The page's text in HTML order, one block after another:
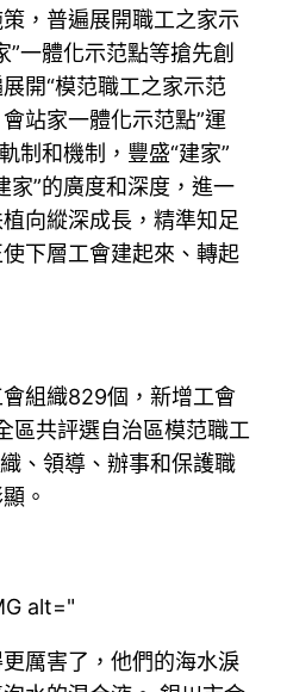
，普遍展開職工之家示
”一體化示范點等搶先創
開“模范職工之家示范
站家一體化示范點”運
制和機制，豐盛“建家”
家”的廣度和深度，進一
向縱深成長，精準知足
下層工會建起來、轉起
組織829個，新增工會
區共評選自治區模范職工
、領導、辦事和保護職
。
alt="
厲害了，他們的海水淚